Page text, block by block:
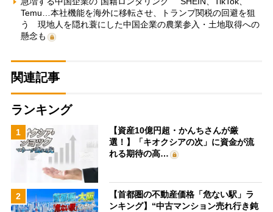
Temu…本社機能を海外に移転させ、トランプ関税の回避を狙
う 現地人を隠れ蓑にした中国企業の農業参入・土地取得への
懸念も
関連記事
ランキング
1
【資産10億円超・かんちさんが厳
選！】「キオクシアの次」に資金が流
れる期待の高…
2
【首都圏の不動産価格「危ない駅」ラ
ンキング】“中古マンション売れ行き鈍